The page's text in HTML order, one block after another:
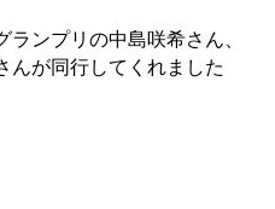
ンプリの中島咲希さん、
んが同行してくれました